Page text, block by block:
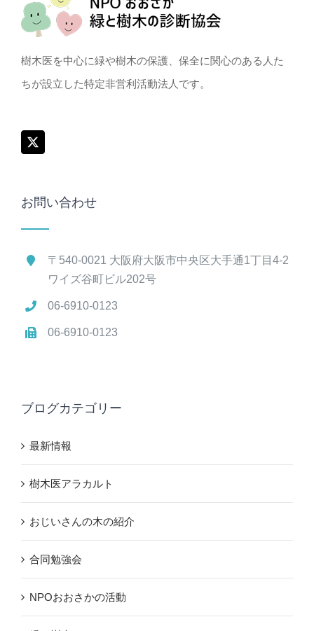
樹木医を中心に緑や樹木の保護、保全に関心のある人た
ちが設立した特定非営利活動法人です。
お問い合わせ
〒540-0021 大阪府大阪市中央区大手通1丁目4-2
ワイズ谷町ビル202号
06-6910-0123
06-6910-0123
ブログカテゴリー
最新情報
樹木医アラカルト
おじいさんの木の紹介
合同勉強会
NPOおおさかの活動